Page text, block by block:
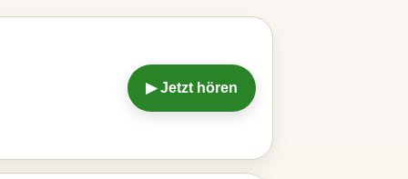
▶ Jetzt hören